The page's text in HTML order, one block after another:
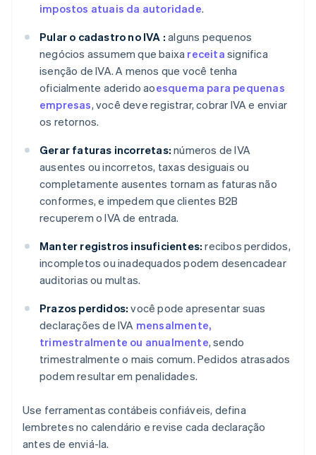
impostos atuais da autoridade.
Pular o cadastro no IVA : alguns pequenos
negócios assumem que baixa receita significa
isenção de IVA. A menos que você tenha
oficialmente aderido aoesquema para pequenas
empresas, você deve registrar, cobrar IVA e enviar
os retornos.
Gerar faturas incorretas: números de IVA
ausentes ou incorretos, taxas desiguais ou
completamente ausentes tornam as faturas não
conformes, e impedem que clientes B2B
recuperem o IVA de entrada.
Manter registros insuficientes: recibos perdidos,
incompletos ou inadequados podem desencadear
auditorias ou multas.
Prazos perdidos: você pode apresentar suas
declarações de IVA mensalmente,
trimestralmente ou anualmente, sendo
trimestralmente o mais comum. Pedidos atrasados
podem resultar em penalidades.
Use ferramentas contábeis confiáveis, defina
lembretes no calendário e revise cada declaração
antes de enviá-la.